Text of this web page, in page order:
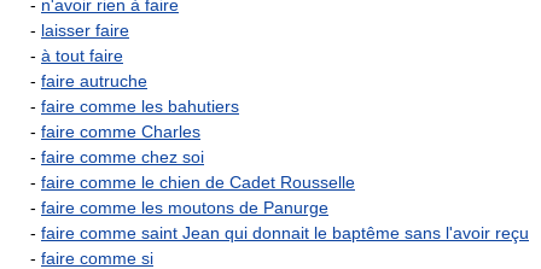
- n'avoir rien à faire
- laisser faire
- à tout faire
- faire autruche
- faire comme les bahutiers
- faire comme Charles
- faire comme chez soi
- faire comme le chien de Cadet Rousselle
- faire comme les moutons de Panurge
- faire comme saint Jean qui donnait le baptême sans l'avoir reçu
- faire comme si